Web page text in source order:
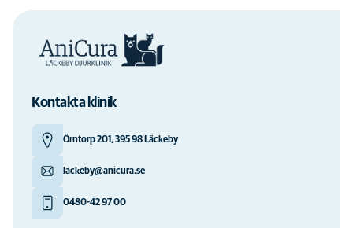
Kontakta klinik
Örntorp 201, 395 98 Läckeby
lackeby@anicura.se
0480-42 97 00